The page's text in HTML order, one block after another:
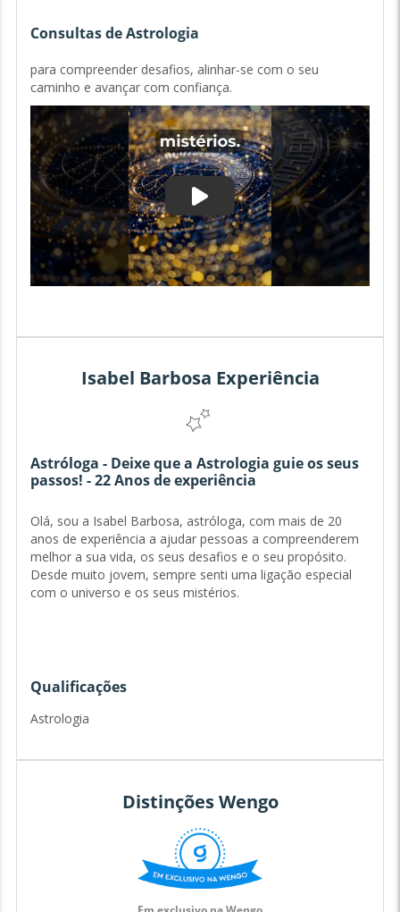
Consultas de Astrologia
para compreender desafios, alinhar-se com o seu
caminho e avançar com confiança.
Isabel Barbosa Experiência
Astróloga - Deixe que a Astrologia guie os seus
passos! - 22 Anos de experiência
Olá, sou a Isabel Barbosa, astróloga, com mais de 20
anos de experiência a ajudar pessoas a compreenderem
melhor a sua vida, os seus desafios e o seu propósito.
Desde muito jovem, sempre senti uma ligação especial
com o universo e os seus mistérios.
pela forma como influenciam a nossa vida, comecei a
estudar Astrologia de forma autodidata, lendo todos os
livros que consegui encontrar sobre o tema. Após
especialistas de renome.
Ao longo dos anos, desenvolvi uma abordagem única que
combina a Psicologia com a Astrologia, permitindo-me
Qualificações
Astrologia
Distinções Wengo